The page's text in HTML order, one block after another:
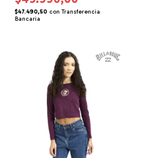
$47.490,50 con Transferencia
Bancaria